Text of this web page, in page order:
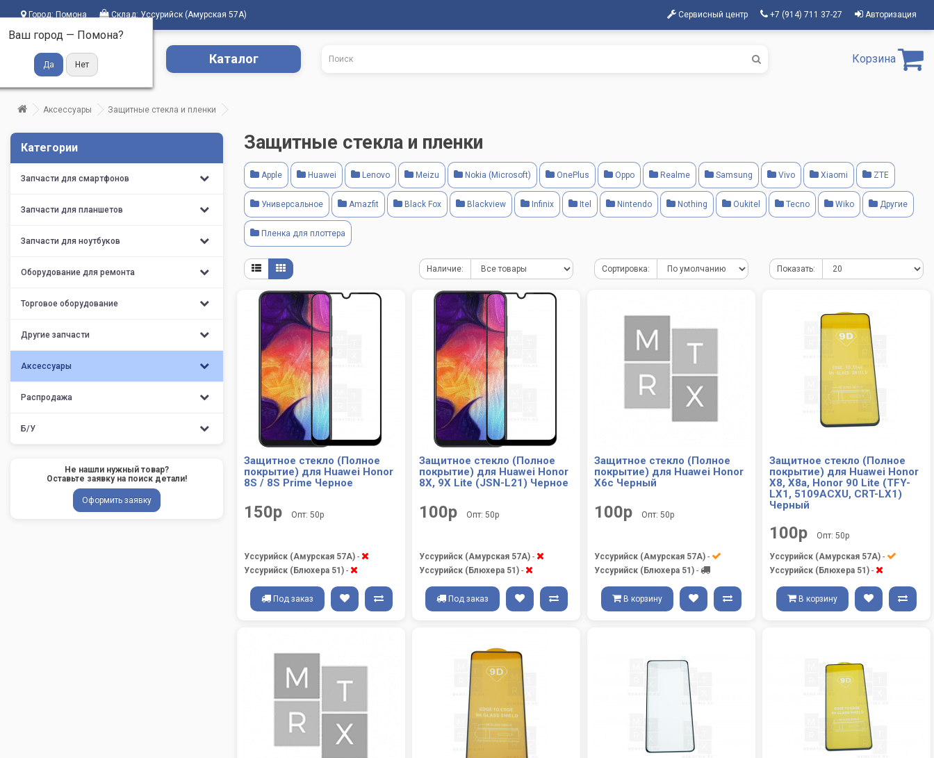
Город: Помона
Ваш город — Помона?
Склад: Уссурийск (Амурская 57А) Сервисный центр +7 (914) 711 37-27 Авторизация
Каталог Корзина
Аксессуары Защитные стекла и пленки
Категории
Запчасти для смартфонов
Запчасти для планшетов
Запчасти для ноутбуков
Оборудование для ремонта
Торговое оборудование
Другие запчасти
Аксессуары
Распродажа
Б/У
Не нашли нужный товар?
Оставьте заявку на поиск детали!
Оформить заявку
Защитные стекла и пленки
Apple Huawei Lenovo Meizu Nokia (Microsoft) OnePlus Oppo Realme Samsung Vivo Xiaomi ZTE
Универсальное Amazfit Black Fox Blackview Infinix Itel Nintendo Nothing Oukitel Tecno Wiko Другие
Пленка для плоттера
Наличие: Сортировка: Показать:
Защитное стекло (Полное
покрытие) для Huawei Honor
8S / 8S Prime Черное
150р Опт: 50р
Уссурийск (Амурская 57А) -
Уссурийск (Блюхера 51) -
Под заказ
Защитное стекло (Полное
покрытие) для Huawei Honor
8X, 9X Lite (JSN-L21) Черное
100р Опт: 50р
Уссурийск (Амурская 57А) -
Уссурийск (Блюхера 51) -
Под заказ
Защитное стекло (Полное
покрытие) для Huawei Honor
X6c Черный
100р Опт: 50р
Уссурийск (Амурская 57А) -
Уссурийск (Блюхера 51) -
В корзину
Защитное стекло (Полное
покрытие) для Huawei Honor
X8, X8a, Honor 90 Lite (TFY-
LX1, 5109ACXU, CRT-LX1)
Черный
100р Опт: 50р
Уссурийск (Амурская 57А) -
Уссурийск (Блюхера 51) -
В корзину